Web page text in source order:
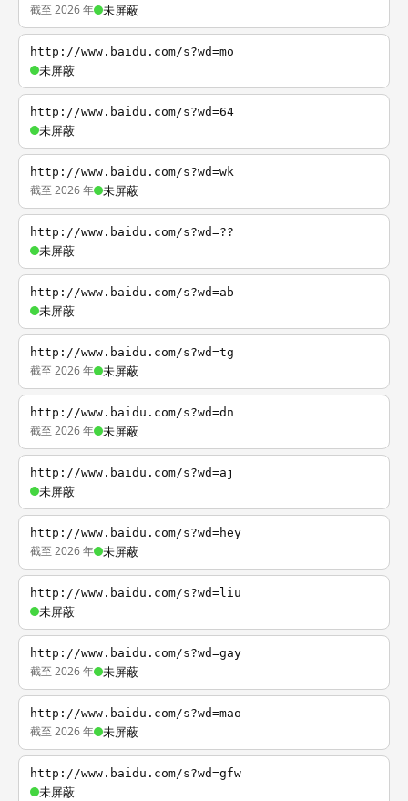
截至 2026 年 未屏蔽
http://www.baidu.com/s?wd=mo
未屏蔽
http://www.baidu.com/s?wd=64
未屏蔽
http://www.baidu.com/s?wd=wk
截至 2026 年 未屏蔽
http://www.baidu.com/s?wd=??
未屏蔽
http://www.baidu.com/s?wd=ab
未屏蔽
http://www.baidu.com/s?wd=tg
截至 2026 年 未屏蔽
http://www.baidu.com/s?wd=dn
截至 2026 年 未屏蔽
http://www.baidu.com/s?wd=aj
未屏蔽
http://www.baidu.com/s?wd=hey
截至 2026 年 未屏蔽
http://www.baidu.com/s?wd=liu
未屏蔽
http://www.baidu.com/s?wd=gay
截至 2026 年 未屏蔽
http://www.baidu.com/s?wd=mao
截至 2026 年 未屏蔽
http://www.baidu.com/s?wd=gfw
未屏蔽